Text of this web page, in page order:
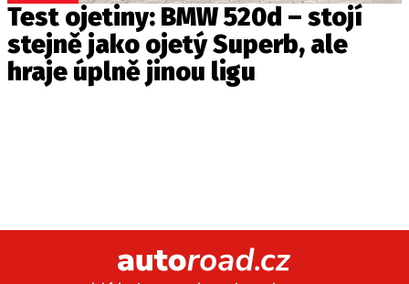
Test ojetiny: BMW 520d – stojí
stejně jako ojetý Superb, ale
hraje úplně jinou ligu